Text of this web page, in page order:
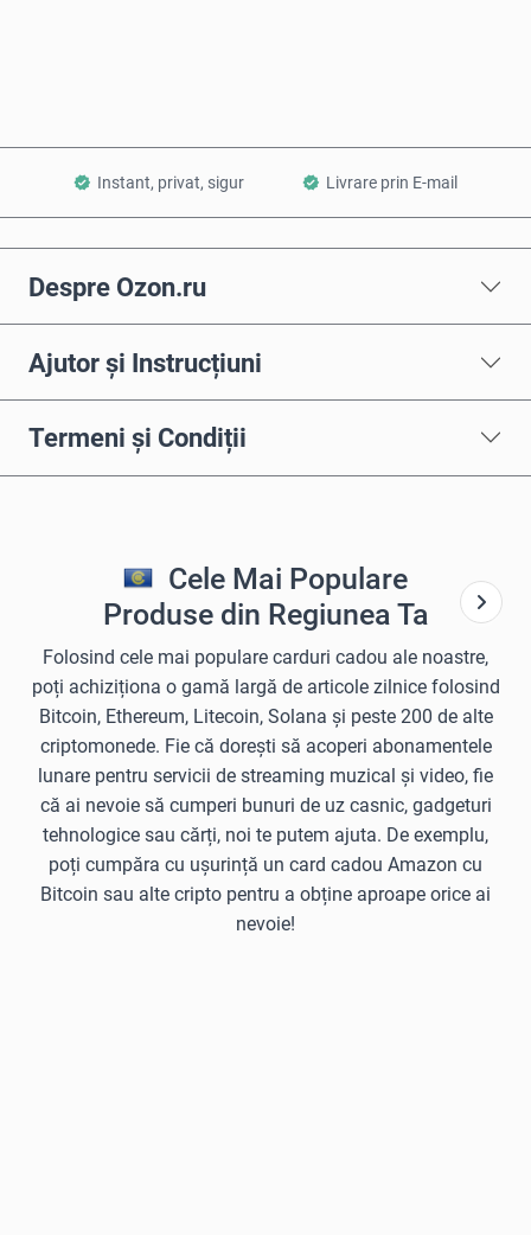
Instant, privat, sigur Livrare prin E-mail
Despre Ozon.ru
Ajutor și Instrucțiuni
Termeni și Condiții
Cele Mai Populare
Produse din Regiunea Ta
Folosind cele mai populare carduri cadou ale noastre,
poți achiziționa o gamă largă de articole zilnice folosind
Bitcoin, Ethereum, Litecoin, Solana și peste 200 de alte
criptomonede. Fie că dorești să acoperi abonamentele
lunare pentru servicii de streaming muzical și video, fie
că ai nevoie să cumperi bunuri de uz casnic, gadgeturi
tehnologice sau cărți, noi te putem ajuta. De exemplu,
poți cumpăra cu ușurință un card cadou Amazon cu
Bitcoin sau alte cripto pentru a obține aproape orice ai
nevoie!